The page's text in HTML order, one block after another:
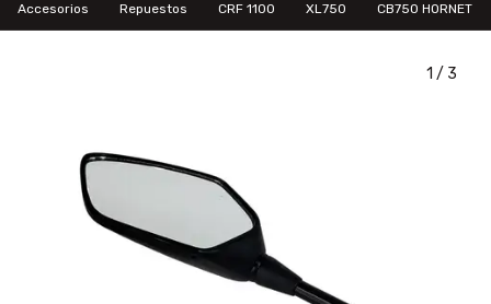
Accesorios Repuestos CRF 1100 XL750 CB750 HORNET
1 / 3